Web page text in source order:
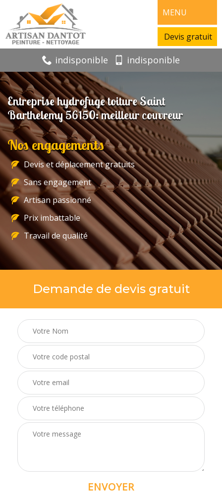
MENU
Devis gratuit
indisponible indisponible
Entreprise hydrofuge toiture Saint
Barthelemy 56150: meilleur couvreur
Nos engagements
Devis et déplacement gratuits
Sans engagement
Artisan passionné
Prix imbattable
Travail de qualité
Demande de devis gratuit